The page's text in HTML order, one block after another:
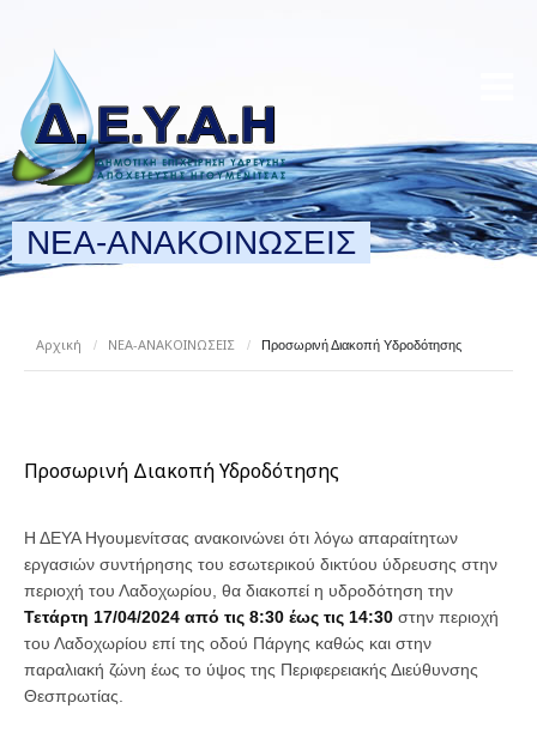
ΝΕΑ-ΑΝΑΚΟΙΝΩΣΕΙΣ
Αρχική / ΝΕΑ-ΑΝΑΚΟΙΝΩΣΕΙΣ / Προσωρινή Διακοπή Υδροδότησης
Προσωρινή Διακοπή Υδροδότησης
Η ΔΕΥΑ Ηγουμενίτσας ανακοινώνει ότι λόγω απαραίτητων
εργασιών συντήρησης του εσωτερικού δικτύου ύδρευσης στην
περιοχή του Λαδοχωρίου, θα διακοπεί η υδροδότηση την
Τετάρτη 17/04/2024 από τις 8:30 έως τις 14:30 στην περιοχή
του Λαδοχωρίου επί της οδού Πάργης καθώς και στην
παραλιακή ζώνη έως το ύψος της Περιφερειακής Διεύθυνσης
Θεσπρωτίας.